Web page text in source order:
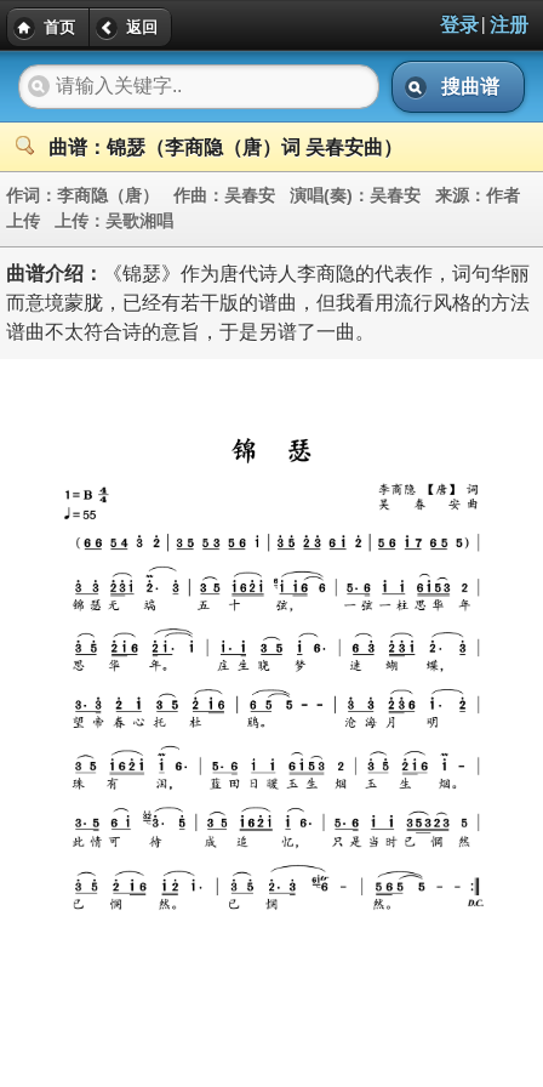
首页 返回 登录| 注册
搜曲谱
曲谱：锦瑟（李商隐（唐）词 吴春安曲）
作词： 李商隐（唐） 作曲： 吴春安 演唱(奏)： 吴春安 来源： 作者
上传 上传： 吴歌湘唱
曲谱介绍：
《锦瑟》作为唐代诗人李商隐的代表作，词句华丽
而意境蒙胧，已经有若干版的谱曲，但我看用流行风格的方法
谱曲不太符合诗的意旨，于是另谱了一曲。